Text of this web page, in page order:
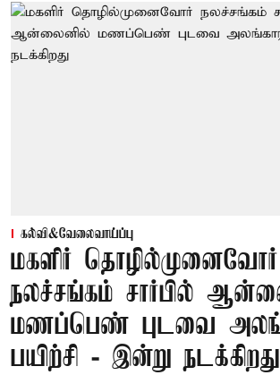
கல்வி&வேலைவாய்ப்பு
மகளிர் தொழில்முனைவோர்
நலச்சங்கம் சார்பில்
மணப்பெண் புடவை
பயிற்சி - இன்று நடக்கிறது